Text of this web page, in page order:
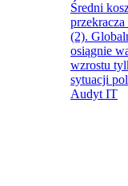
Średni
(2).
osiągnie
wzrostu
sytuacji
Audyt IT